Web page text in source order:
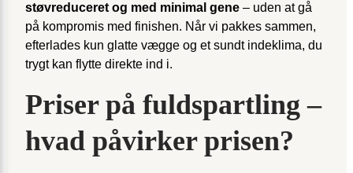
støvreduceret og med minimal gene – uden at gå
på kompromis med finishen. Når vi pakkes sammen,
efterlades kun glatte vægge og et sundt indeklima, du
trygt kan flytte direkte ind i.
Priser på fuldspartling –
hvad påvirker prisen?